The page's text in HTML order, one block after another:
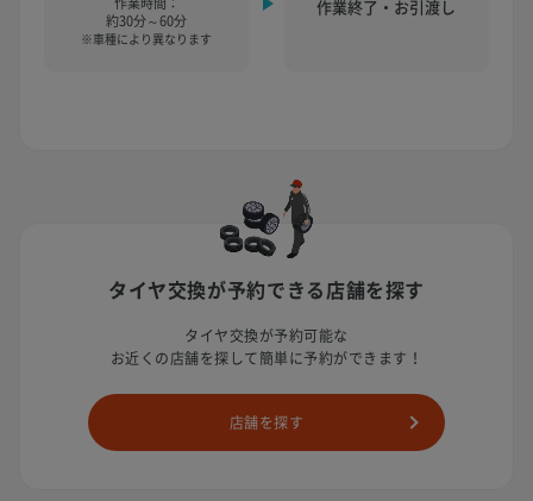
約30分～60分
※車種により異なります
作業終了・お引渡し
タイヤ交換が予約できる店舗を探す
タイヤ交換が予約可能な
お近くの店舗を探して簡単に予約ができます！
店舗を探す